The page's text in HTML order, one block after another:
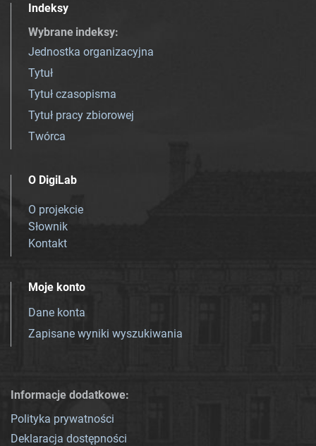
Indeksy
Wybrane indeksy:
Jednostka organizacyjna
Tytuł
Tytuł czasopisma
Tytuł pracy zbiorowej
Twórca
O DigiLab
O projekcie
Słownik
Kontakt
Moje konto
Dane konta
Zapisane wyniki wyszukiwania
Informacje dodatkowe:
Polityka prywatności
Deklaracja dostępności